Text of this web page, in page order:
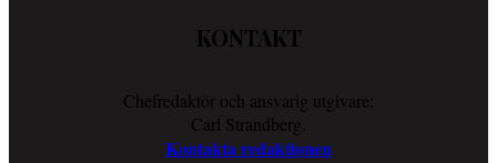
KONTAKT
Chefredaktör och ansvarig utgivare:
Carl Strandberg.
Kontakta redaktionen